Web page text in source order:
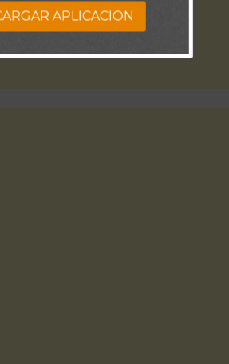
APLICACION